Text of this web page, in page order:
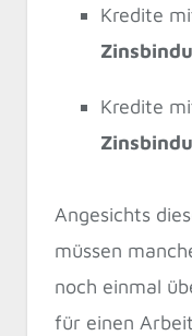
Kredite
Kredite
Angesichts
müssen
noch einmal
für einen